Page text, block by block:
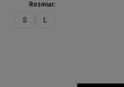
Rozmiar:
S L